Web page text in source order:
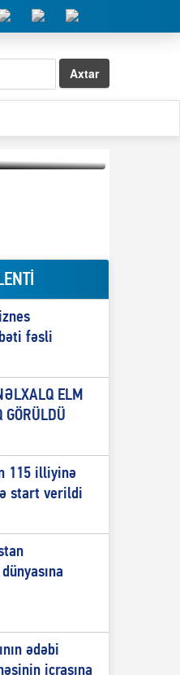
Axtar
fəsli
ELM
115 illiyinə
start verildi
ədəbi
icrasına